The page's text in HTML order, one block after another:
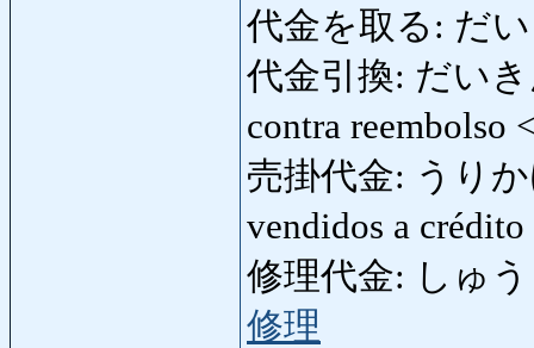
代金を取る: だ
代金引換: だいき
contra reembolso
売掛代金: うり
vendidos a
修理代金: しゅう
修理